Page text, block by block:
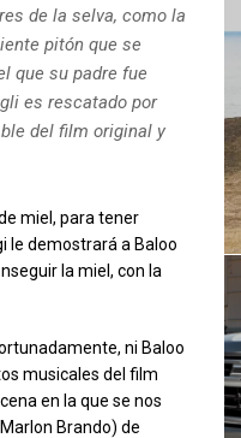
de la selva, como la
pitón que se
que su padre fue
es rescatado por
del film original y
miel, para tener
le demostrará a Baloo
la miel, con la
ni Baloo
musicales del film
en la que se nos
Brando) de